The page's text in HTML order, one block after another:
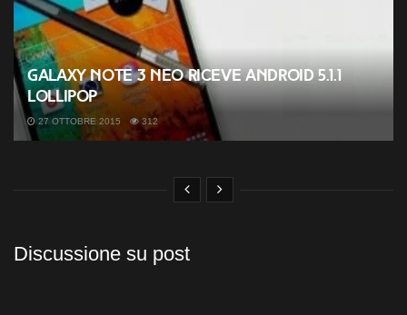
Galaxy Note 3 NEO riceve Android 5.1.1
Lollipop
27 OTTOBRE 2015 312
Discussione su post